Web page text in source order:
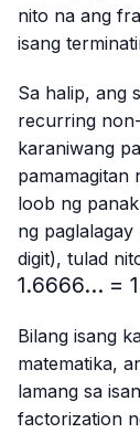
nito na ang
isang
Sa halip, ang
recurring
karaniwang
pamamagitan
loob ng
ng
digit), tulad
1.6666... =
Bilang isang
matematika,
lamang sa
factorization